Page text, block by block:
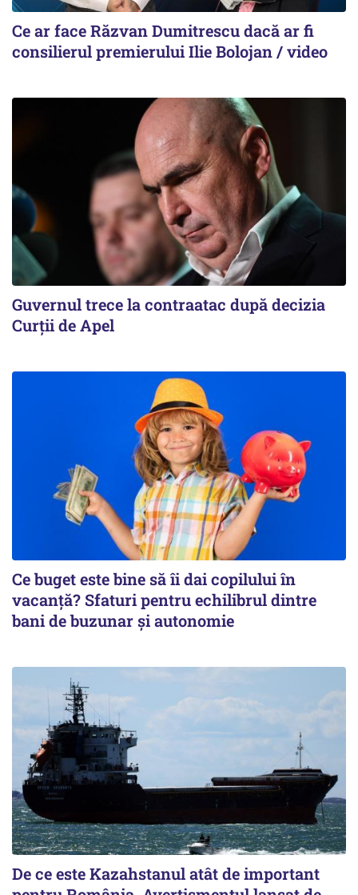
Ce ar face Răzvan Dumitrescu dacă ar fi
consilierul premierului Ilie Bolojan / video
Guvernul trece la contraatac după decizia
Curții de Apel
Ce buget este bine să îi dai copilului în
vacanță? Sfaturi pentru echilibrul dintre
bani de buzunar și autonomie
De ce este Kazahstanul atât de important